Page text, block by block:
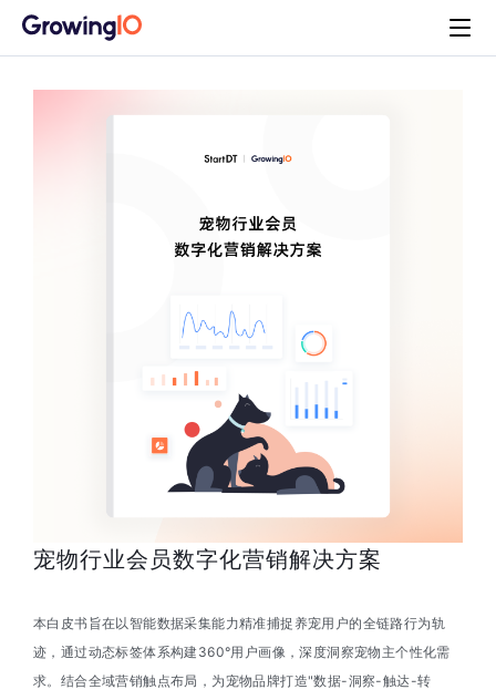
宠物行业会员数字化营销解决方案
本白皮书旨在以智能数据采集能力精准捕捉养宠用户的全链路行为轨
迹，通过动态标签体系构建360°用户画像，深度洞察宠物主个性化需
求。结合全域营销触点布局，为宠物品牌打造"数据-洞察-触达-转